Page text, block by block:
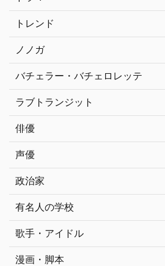
トレンド
ノノガ
バチェラー・バチェロレッテ
ラブトランジット
俳優
声優
政治家
有名人の学校
歌手・アイドル
漫画・脚本